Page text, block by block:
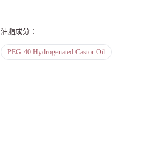
油脂成分 ：
PEG-40 Hydrogenated Castor Oil